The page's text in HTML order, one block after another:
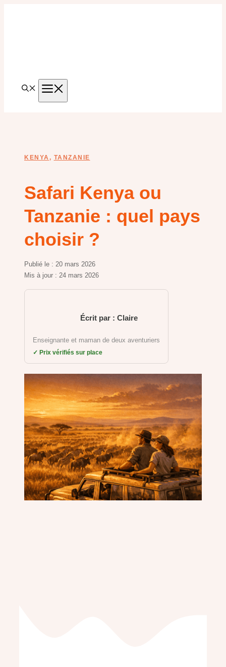
KENYA, TANZANIE
Safari Kenya ou
Tanzanie : quel pays
choisir ?
Publié le : 20 mars 2026
Mis à jour : 24 mars 2026
Écrit par : Claire
Enseignante et maman de deux aventuriers
✓ Prix vérifiés sur place